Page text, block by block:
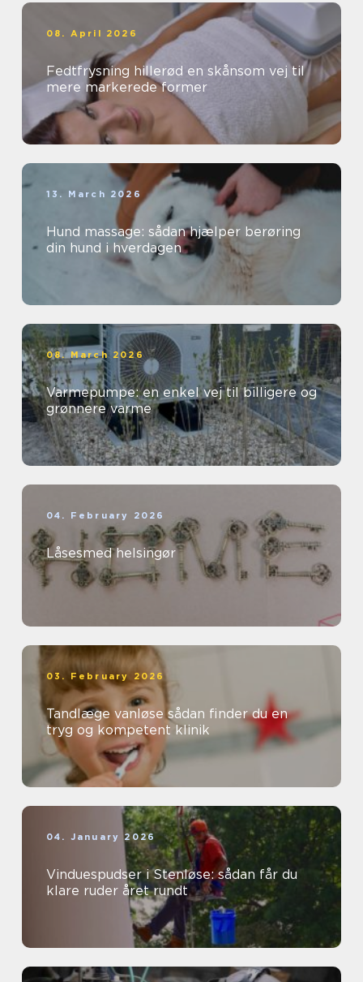
08. April 2026
Fedtfrysning hillerød en skånsom vej til
mere markerede former
13. March 2026
Hund massage: sådan hjælper berøring
din hund i hverdagen
08. March 2026
Varmepumpe: en enkel vej til billigere og
grønnere varme
04. February 2026
Låsesmed helsingør
03. February 2026
Tandlæge vanløse sådan finder du en
tryg og kompetent klinik
04. January 2026
Vinduespudser i Stenløse: sådan får du
klare ruder året rundt